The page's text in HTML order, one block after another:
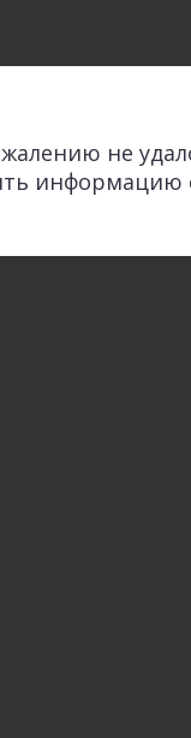
не
информацию